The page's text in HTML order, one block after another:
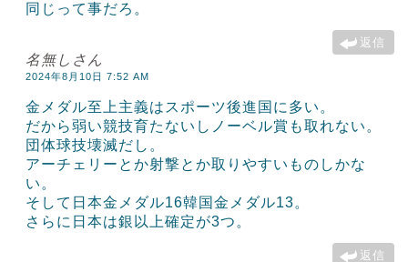
同じって事だろ。
返信
名無しさん
2024年8月10日 7:52 AM
金メダル至上主義はスポーツ後進国に多い。
だから弱い競技育たないしノーベル賞も取れない。
団体球技壊滅だし。
アーチェリーとか射撃とか取りやすいものしかな
い。
そして日本金メダル16韓国金メダル13。
さらに日本は銀以上確定が3つ。
返信